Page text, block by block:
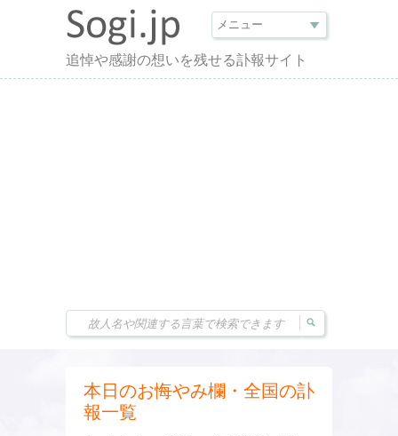
追悼や感謝の想いを残せる訃報サイト
本日のお悔やみ欄・全国の訃
報一覧